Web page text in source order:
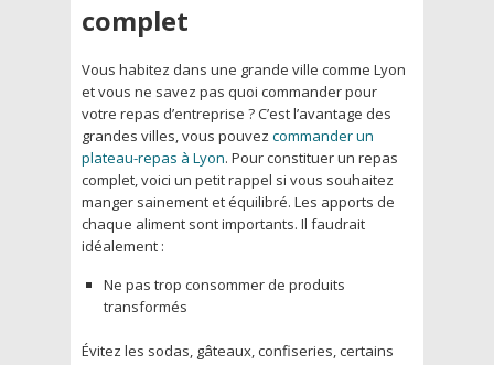
complet
Vous habitez dans une grande ville comme Lyon
et vous ne savez pas quoi commander pour
votre repas d’entreprise ? C’est l’avantage des
grandes villes, vous pouvez commander un
plateau-repas à Lyon. Pour constituer un repas
complet, voici un petit rappel si vous souhaitez
manger sainement et équilibré. Les apports de
chaque aliment sont importants. Il faudrait
idéalement :
Ne pas trop consommer de produits
transformés
Évitez les sodas, gâteaux, confiseries, certains